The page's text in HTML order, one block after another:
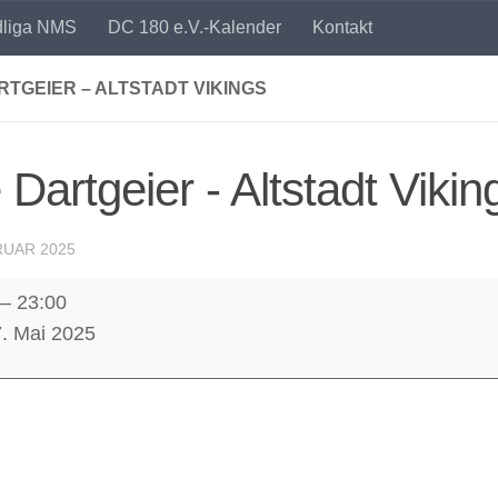
NMS DC 180 e.V.-Kalender Kontakt
– ALTSTADT VIKINGS
Dartgeier - Altstadt
2025
– 23:00
Mai 2025